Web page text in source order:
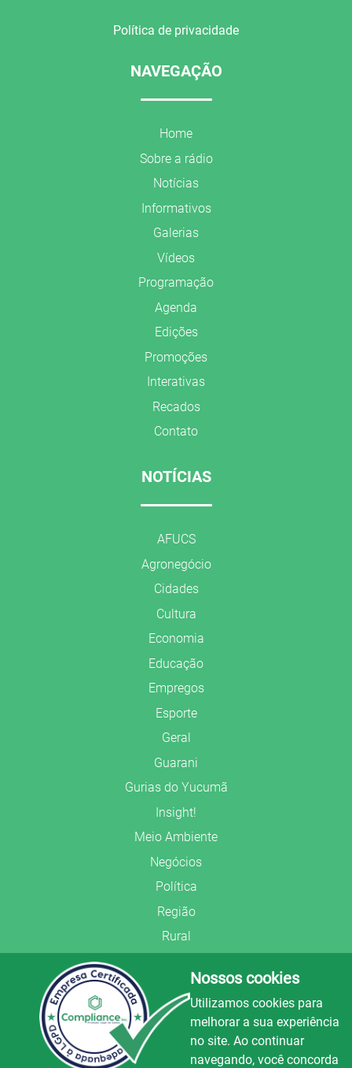
Política de privacidade
NAVEGAÇÃO
Home
Sobre a rádio
Notícias
Informativos
Galerias
Vídeos
Programação
Agenda
Edições
Promoções
Interativas
Recados
Contato
NOTÍCIAS
AFUCS
Agronegócio
Cidades
Cultura
Economia
Educação
Empregos
Esporte
Geral
Guarani
Gurias do Yucumã
Insight!
Meio Ambiente
Negócios
Política
Região
Rural
Segurança Pública
União Frederiquense
Nossos cookies
Utilizamos cookies para
melhorar a sua experiência
no site. Ao continuar
navegando, você concorda